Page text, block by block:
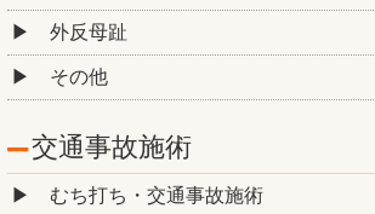
外反母趾
その他
交通事故施術
むち打ち・交通事故施術